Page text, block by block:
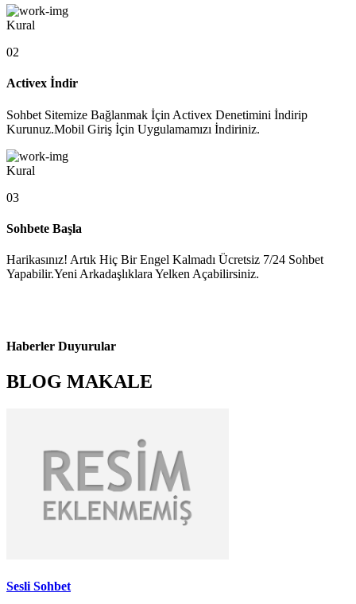
Kural
02
Activex İndir
Sohbet Sitemize Bağlanmak İçin Activex Denetimini İndirip
Kurunuz.Mobil Giriş İçin Uygulamamızı İndiriniz.
Kural
03
Sohbete Başla
Harikasınız! Artık Hiç Bir Engel Kalmadı Ücretsiz 7/24 Sohbet
Yapabilir.Yeni Arkadaşlıklara Yelken Açabilirsiniz.
Haberler Duyurular
BLOG MAKALE
Sesli Sohbet